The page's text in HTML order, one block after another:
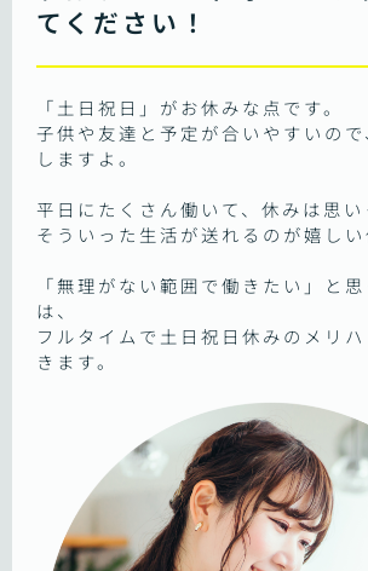
てください！
「土日祝日」がお休みな点です。
子供や友達と予定が合いやすいの
しますよ。
平日にたくさん働いて、休みは思い
そういった生活が送れるのが嬉しい
「無理がない範囲で働きたい」と
は、
フルタイムで土日祝日休みのメリ
きます。